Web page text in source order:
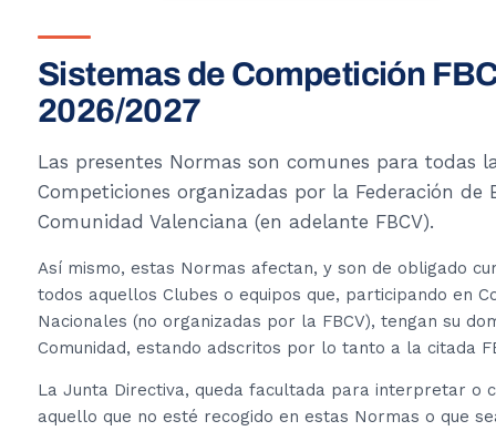
Sistemas de Competición
2026/2027
Las presentes Normas son comunes para todas
Competiciones organizadas por la Federación de
Comunidad Valenciana (en adelante FBCV).
Así mismo, estas Normas afectan, y son de obligado
todos aquellos Clubes o equipos que, participando en
Nacionales (no organizadas por la FBCV), tengan su
Comunidad, estando adscritos por lo tanto a la citada
La Junta Directiva, queda facultada para interpretar o
aquello que no esté recogido en estas Normas o que